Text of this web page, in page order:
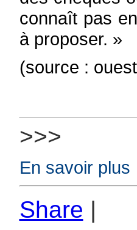
connaît pas
à proposer. »
(source :
>>>
En savoir plus
Share |